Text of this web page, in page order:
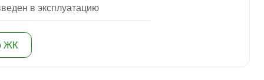
в эксплуатацию
ЖК